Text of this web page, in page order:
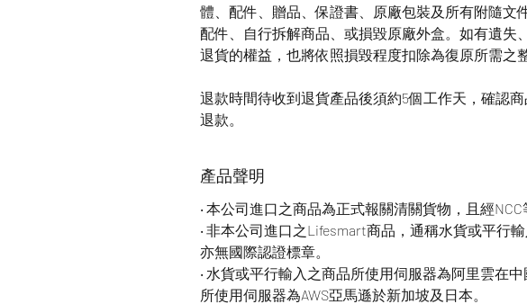
體、配件、贈品、保證書、原廠包裝及所有附隨文
配件、自行拆解商品、或損毀原廠外盒。如有遺失
退貨的權益，也將依照損毀程度扣除為復原所需之
退款時間待收到退貨產品後須約5個工作天，確認
退款。
產品聲明
‧ 本公司進口之商品為正式報關清關貨物，且經NCC
‧ 非本公司進口之Lifesmart商品，通稱水貨或平行
亦無國際認證標章。
‧ 水貨或平行輸入之商品所使用伺服器為阿里雲在
所使用伺服器為AWS亞馬遜於新加坡及日本。